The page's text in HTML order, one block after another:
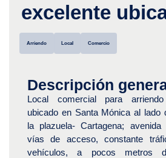
excelente
Arriendo Local Comercio
Descripción
Local comercial para
ubicado en Santa Mónica al lado
la plazuela- Cartagena; avenida
vías de acceso, constante
vehículos, a pocos metros